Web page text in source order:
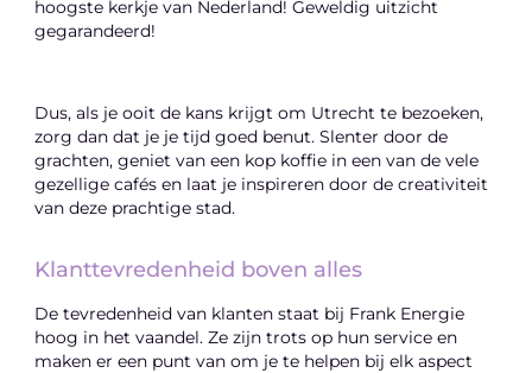
hoogste kerkje van Nederland! Geweldig uitzicht
gegarandeerd!
Dus, als je ooit de kans krijgt om Utrecht te bezoeken,
zorg dan dat je je tijd goed benut. Slenter door de
grachten, geniet van een kop koffie in een van de vele
gezellige cafés en laat je inspireren door de creativiteit
van deze prachtige stad.
Klanttevredenheid boven alles
De tevredenheid van klanten staat bij Frank Energie
hoog in het vaandel. Ze zijn trots op hun service en
maken er een punt van om je te helpen bij elk aspect